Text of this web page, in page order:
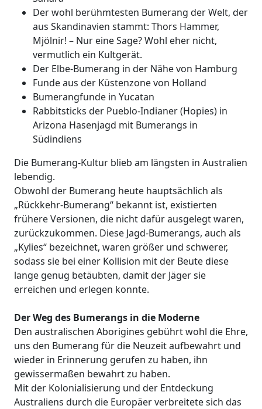
Der wohl berühmtesten Bumerang der Welt, der
aus Skandinavien stammt: Thors Hammer,
Mjölnir! – Nur eine Sage? Wohl eher nicht,
vermutlich ein Kultgerät.
Der Elbe-Bumerang in der Nähe von Hamburg
Funde aus der Küstenzone von Holland
Bumerangfunde in Yucatan
Rabbitsticks der Pueblo-Indianer (Hopies) in
Arizona Hasenjagd mit Bumerangs in
Südindiens
Die Bumerang-Kultur blieb am längsten in Australien
lebendig.
Obwohl der Bumerang heute hauptsächlich als
„Rückkehr-Bumerang“ bekannt ist, existierten
frühere Versionen, die nicht dafür ausgelegt waren,
zurückzukommen. Diese Jagd-Bumerangs, auch als
„Kylies“ bezeichnet, waren größer und schwerer,
sodass sie bei einer Kollision mit der Beute diese
lange genug betäubten, damit der Jäger sie
erreichen und erlegen konnte.
Der Weg des Bumerangs in die Moderne
Den australischen Aborigines gebührt wohl die Ehre,
uns den Bumerang für die Neuzeit aufbewahrt und
wieder in Erinnerung gerufen zu haben, ihn
gewissermaßen bewahrt zu haben.
Mit der Kolonialisierung und der Entdeckung
Australiens durch die Europäer verbreitete sich das